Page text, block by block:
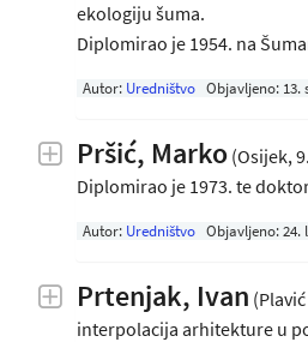
ekologiju šuma.
Diplomirao je 1954. na
Autor: Uredništvo Objavljeno: 13.
Pršić, Marko (Osijek,
Diplomirao je 1973. te
Autor: Uredništvo Objavljeno:24.
Prtenjak, Ivan
interpolacija arhitekture u